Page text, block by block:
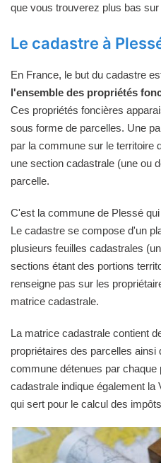
que vous trouverez plus bas sur
Le cadastre à
En France, le but du cadastre
l'ensemble des propriétés
Ces propriétés foncières
sous forme de parcelles. Une
par la commune sur le territoire
une section cadastrale (une ou
parcelle.
C'est la commune de Plessé
Le cadastre se compose d'un
plusieurs feuilles cadastrales
sections étant des portions
renseigne pas sur les
matrice cadastrale.
La matrice cadastrale contient
propriétaires des parcelles
commune détenues par chaque
cadastrale indique également
qui sert pour le calcul des